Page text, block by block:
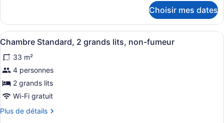
1
très
grand
lit,
accessible
aux
personnes
à
mobilité
Chambre,
très
lit,
accessible
aux
personnes
à
réduite,
Choisir mes dates
Afficher
toutes
les
photos
pour
ce
de
Une chambre d’hôtel avec deux
4
Chambre Standard, 2 grands lits, non-fumeur
33 m²
4 personnes
2 grands lits
Wi-Fi gratuit
Plus de détails
Plus